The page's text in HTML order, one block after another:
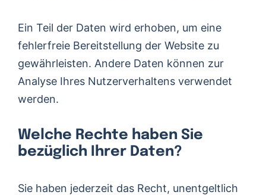
Ein Teil der Daten wird erhoben, um eine
fehlerfreie Bereitstellung der Website zu
gewährleisten. Andere Daten können zur
Analyse Ihres Nutzerverhaltens verwendet
werden.
Welche Rechte haben Sie
bezüglich Ihrer Daten?
Sie haben jederzeit das Recht, unentgeltlich